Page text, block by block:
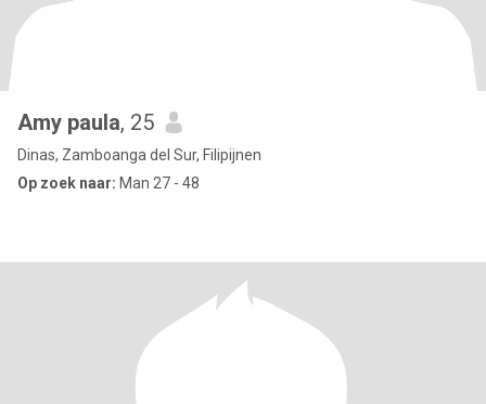
Amy paula, 25
Dinas, Zamboanga del Sur, Filipijnen
Op zoek naar: Man 27 - 48